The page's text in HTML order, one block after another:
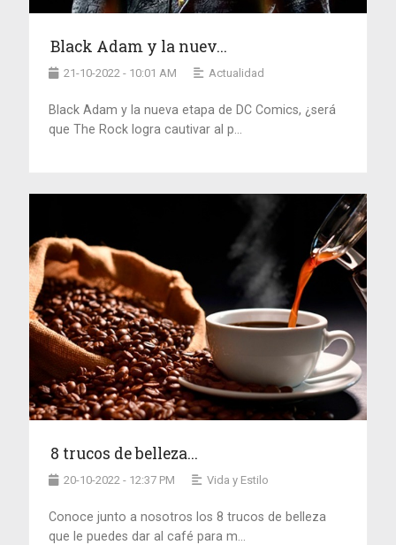
Black Adam y la nuev...
21-10-2022 - 10:01 AM Actualidad
Black Adam y la nueva etapa de DC Comics, ¿será
que The Rock logra cautivar al p...
8 trucos de belleza...
20-10-2022 - 12:37 PM Vida y Estilo
Conoce junto a nosotros los 8 trucos de belleza
que le puedes dar al café para m...